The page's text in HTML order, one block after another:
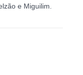
e Miguilim.